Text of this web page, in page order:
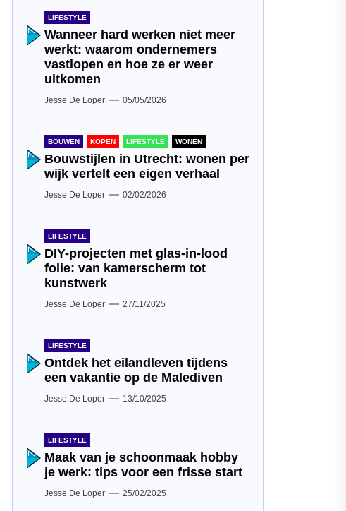
LIFESTYLE
Wanneer hard werken niet meer
werkt: waarom ondernemers
vastlopen en hoe ze er weer
uitkomen
Jesse De Loper 05/05/2026
BOUWEN KOPEN LIFESTYLE WONEN
Bouwstijlen in Utrecht: wonen per
wijk vertelt een eigen verhaal
Jesse De Loper 02/02/2026
LIFESTYLE
DIY-projecten met glas-in-lood
folie: van kamerscherm tot
kunstwerk
Jesse De Loper 27/11/2025
LIFESTYLE
Ontdek het eilandleven tijdens
een vakantie op de Malediven
Jesse De Loper 13/10/2025
LIFESTYLE
Maak van je schoonmaak hobby
je werk: tips voor een frisse start
Jesse De Loper 25/02/2025